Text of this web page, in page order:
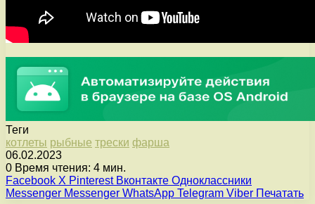
Теги
котлеты рыбные трески фарша
06.02.2023
0 Время чтения: 4 мин.
Facebook X Pinterest Вконтакте Одноклассники
Messenger Messenger WhatsApp Telegram Viber Печатать